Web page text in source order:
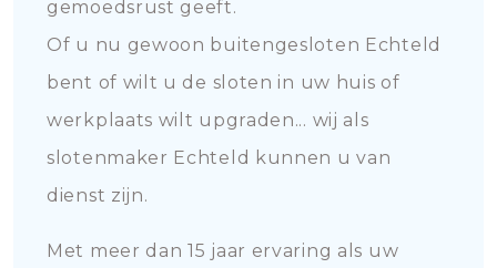
gemoedsrust geeft.
Of u nu gewoon buitengesloten Echteld
bent of wilt u de sloten in uw huis of
werkplaats wilt upgraden... wij als
slotenmaker Echteld kunnen u van
dienst zijn.
Met meer dan 15 jaar ervaring als uw